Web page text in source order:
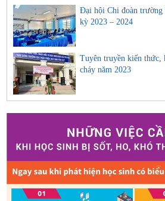
Đại hội Chi đoàn trường
kỳ 2023 – 2024
Tuyên truyền kiến thức,
cháy năm 2023